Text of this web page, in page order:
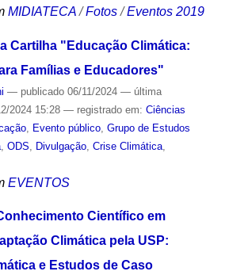
MIDIATECA /Fotos /Eventos 2019
Cartilha "Educação Climática:
Famílias e Educadores"
— publicado06/11/2024 — última
2024 15:28 — registrado em: Ciências
, Evento público, Grupo de Estudos
, ODS Divulgação, Crise Climática,
EVENTOS
Científico em
Climática pela USP:
e Estudos de Caso